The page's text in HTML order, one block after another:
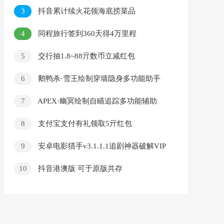
技。输入出生时间地点，一键生成精准命盘，
3
抖音累计续火花领海底捞菜品
4 同程旅行签到360天得4万里程
5 交行抽1.8~88亓数币立减红包
6
鹅鸭杀·雪王绘制穿墙隐身多功能助手
7
APEX·幽冥绘制自瞄追踪多功能辅助
8 支付宝支付有礼领取5亓红包
9
安卓电影猎手v3.1.1.1追剧神器破解VIP
10
抖音港澳版 可于原版共存